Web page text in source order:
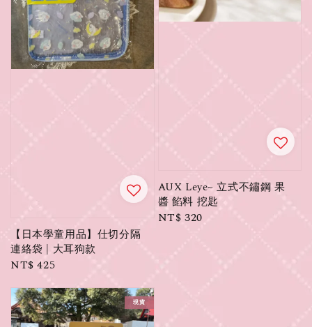
【日本學童用品】仕切分隔
連絡袋 | 大耳狗款
Regular
NT$ 425
AUX Leye~ 立式不鏽鋼 果
醬 餡料 挖匙
Regular
NT$ 320
現貨